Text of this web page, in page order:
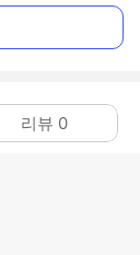
리뷰 0